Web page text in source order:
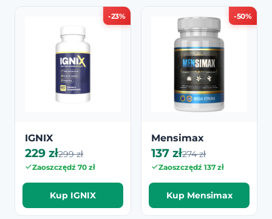
-23%
IGNIX
229 zł299 zł
Zaoszczędź 70 zł
Kup IGNIX
-50%
Mensimax
137 zł274 zł
Zaoszczędź 137 zł
Kup Mensimax